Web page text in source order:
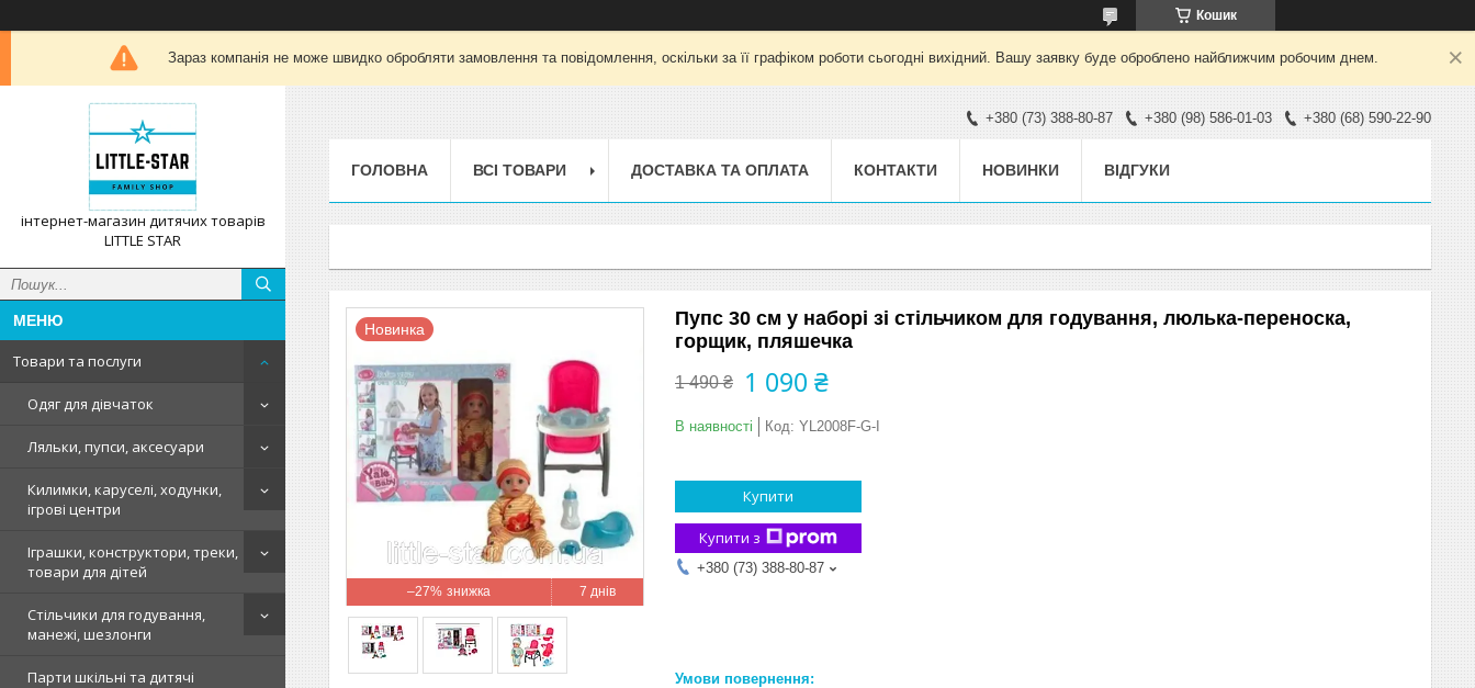
Кошик
Зараз компанія не може швидко обробляти замовлення та повідомлення, оскільки за її графіком роботи сьогодні вихідний. Вашу заявку буде оброблено найближчим робочим днем.
інтернет-магазин дитячих товарів
LITTLE STAR
Товари та послуги
Одяг для дівчаток
Ляльки, пупси, аксесуари
Килимки, каруселі, ходунки,
ігрові центри
Іграшки, конструктори, треки,
товари для дітей
Стільчики для годування,
манежі, шезлонги
Парти шкільні та дитячі
+380 (73) 388-80-87 +380 (98) 586-01-03 +380 (68) 590-22-90
ГОЛОВНА ВСІ ТОВАРИ ДОСТАВКА ТА ОПЛАТА КОНТАКТИ НОВИНКИ ВІДГУКИ
–27% 7 днів
Новинка
Пупс 30 см у наборі зі стільчиком для годування, люлька-переноска,
горщик, пляшечка
1 490 ₴ 1 090 ₴
В наявності Код: YL2008F-G-I
Купити
Купити з
+380 (73) 388-80-87